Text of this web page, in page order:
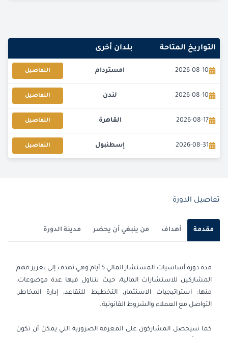
التواريخ المتاحة بلدان أخرى
2026-08-10 امستردام التفاصيل
2026-08-10 لندن التفاصيل
2026-08-17 القاهرة التفاصيل
2026-08-31 إسطنبول التفاصيل
2026-09-07
2026-09-07
2026-09-21 برشلونة التفاصيل
2026-09-21 إسطنبول التفاصيل
تفاصيل الدورة
مقدمة أهداف من ينبغي أن يحضر مدينة الدورة
مدة دورة أساسيات المستشار المالي 5 أيام وهي تهدف إلى تعزيز فهم
المشاركين للاستشارات المالية، حيث نتناول فيها عدة موضوعات،
منها: استراتيجيات الاستثمار، التخطيط للتقاعد، إدارة المخاطر،
التواصل مع العملاء والشروط القانونية.
كما سيحصل المشاركون على المعرفة الضرورية التي يمكن أن تكون